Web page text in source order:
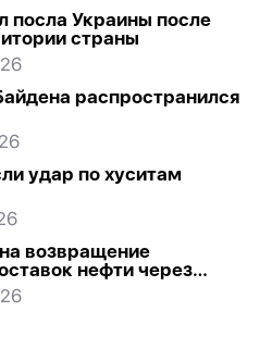
посла Украины после
страны
распространился
удар по хуситам
возвращение
нефти через